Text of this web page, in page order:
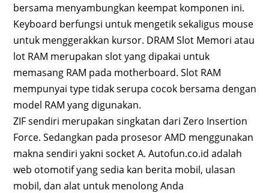
bersama menyambungkan keempat komponen ini.
Keyboard berfungsi untuk mengetik sekaligus mouse
untuk menggerakkan kursor. DRAM Slot Memori atau
lot RAM merupakan slot yang dipakai untuk
memasang RAM pada motherboard. Slot RAM
mempunyai type tidak serupa cocok bersama dengan
model RAM yang digunakan.
ZIF sendiri merupakan singkatan dari Zero Insertion
Force. Sedangkan pada prosesor AMD menggunakan
makna sendiri yakni socket A. Autofun.co.id adalah
web otomotif yang sedia kan berita mobil, ulasan
mobil, dan alat untuk menolong Anda